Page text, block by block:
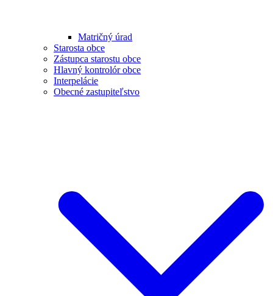
Matričný úrad
Starosta obce
Zástupca starostu obce
Hlavný kontrolór obce
Interpelácie
Obecné zastupiteľstvo